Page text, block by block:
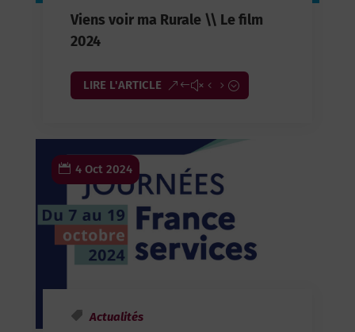
Viens voir ma Rurale \\ Le film
2024
LIRE L'ARTICLE
4 Oct 2024
Actualités